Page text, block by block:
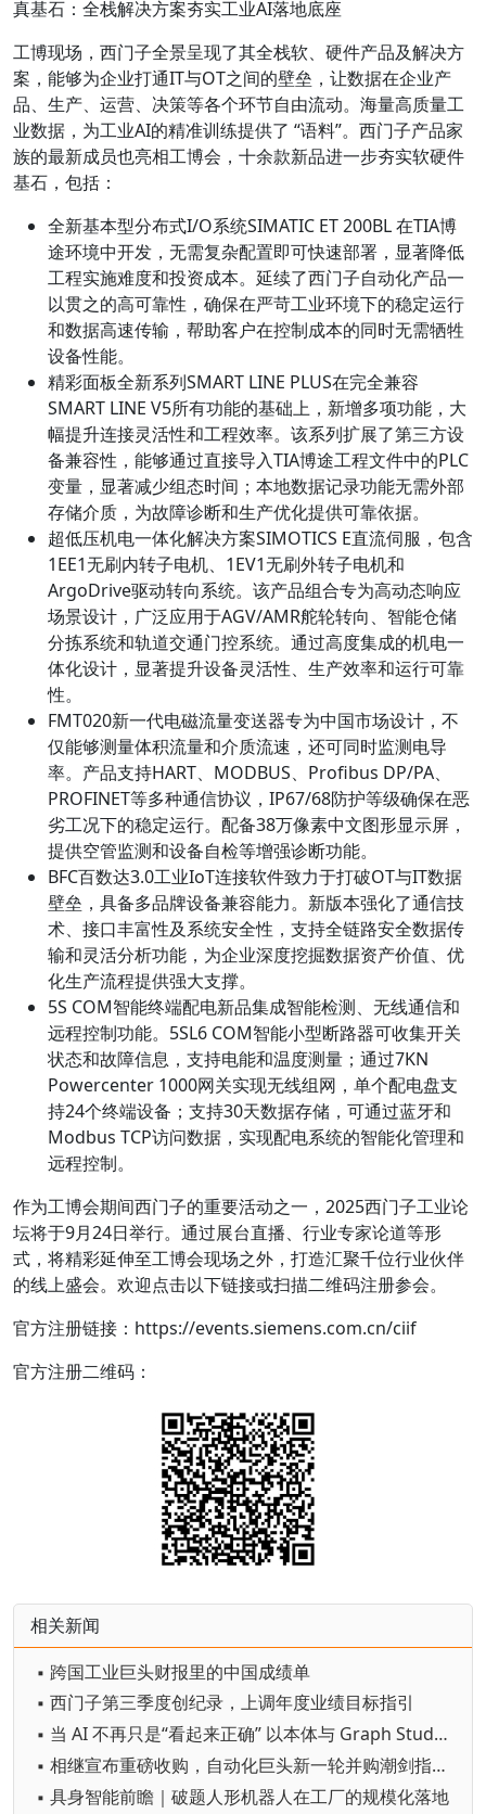
真基石：全栈解决方案夯实工业AI落地底座​
工博现场，西门子全景呈现了其全栈软、硬件产品及解决方
案，能够为企业打通IT与OT之间的壁垒，让数据在企业产
品、生产、运营、决策等各个环节自由流动。海量高质量工
业数据，为工业AI的精准训练提供了 “语料”。西门子产品家
族的最新成员也亮相工博会，十余款新品进一步夯实软硬件
基石，包括：
全新基本型分布式I/O系统SIMATIC ET 200BL 在TIA博
途环境中开发，无需复杂配置即可快速部署，显著降低
工程实施难度和投资成本。延续了西门子自动化产品一
以贯之的高可靠性，确保在严苛工业环境下的稳定运行
和数据高速传输，帮助客户在控制成本的同时无需牺牲
设备性能。
精彩面板全新系列SMART LINE PLUS在完全兼容
SMART LINE V5所有功能的基础上，新增多项功能，大
幅提升连接灵活性和工程效率。该系列扩展了第三方设
备兼容性，能够通过直接导入TIA博途工程文件中的PLC
变量，显著减少组态时间；本地数据记录功能无需外部
存储介质，为故障诊断和生产优化提供可靠依据。
超低压机电一体化解决方案SIMOTICS E直流伺服​​，包含
1EE1无刷内转子电机、1EV1无刷外转子电机和
ArgoDrive驱动转向系统。该产品组合专为高动态响应
场景设计，广泛应用于AGV/AMR舵轮转向、智能仓储
分拣系统和轨道交通门控系统。通过高度集成的机电一
体化设计，显著提升设备灵活性、生产效率和运行可靠
性。
​​FMT020新一代电磁流量变送器​​专为中国市场设计，不
仅能够测量体积流量和介质流速，还可同时监测电导
率。产品支持HART、MODBUS、Profibus DP/PA、
PROFINET等多种通信协议，IP67/68防护等级确保在恶
劣工况下的稳定运行。配备38万像素中文图形显示屏，
提供空管监测和设备自检等增强诊断功能。
​​BFC百数达3.0工业IoT连接软件​​致力于打破OT与IT数据
壁垒，具备多品牌设备兼容能力。新版本强化了通信技
术、接口丰富性及系统安全性，支持全链路安全数据传
输和灵活分析功能，为企业深度挖掘数据资产价值、优
化生产流程提供强大支撑。
​​5S COM智能终端配电新品​​集成智能检测、无线通信和
远程控制功能。5SL6 COM智能小型断路器可收集开关
状态和故障信息，支持电能和温度测量；通过7KN
Powercenter 1000网关实现无线组网，单个配电盘支
持24个终端设备；支持30天数据存储，可通过蓝牙和
Modbus TCP访问数据，实现配电系统的智能化管理和
远程控制。
作为工博会期间西门子的重要活动之一，2025西门子工业论
坛将于9月24日举行。通过展台直播、行业专家论道等形
式，将精彩延伸至工博会现场之外，打造汇聚千位行业伙伴
的线上盛会。欢迎点击以下链接或扫描二维码注册参会。
官方注册链接：https://events.siemens.com.cn/ciif
官方注册二维码：
相关新闻
▪ 跨国工业巨头财报里的中国成绩单
▪ 西门子第三季度创纪录，上调年度业绩目标指引
▪ 当 AI 不再只是“看起来正确” 以本体与 Graph Studio 筑牢可信底座，推动制造业 AI 从试验走向规模化
▪ 相继宣布重磅收购，自动化巨头新一轮并购潮剑指何方？
▪ 具身智能前瞻｜破题人形机器人在工厂的规模化落地